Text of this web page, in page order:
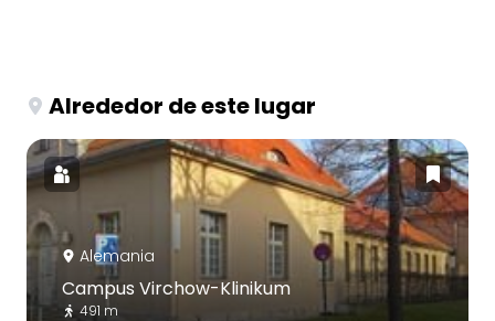
Alrededor de este lugar
Alemania
Campus Virchow-Klinikum
491 m